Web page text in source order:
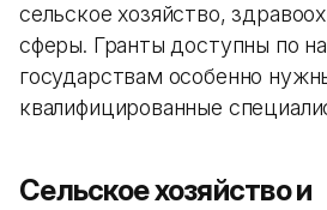
сельское хозяйство,
сферы. Гранты доступны по
государствам особенно
квалифицированные
Сельское хозяйство и